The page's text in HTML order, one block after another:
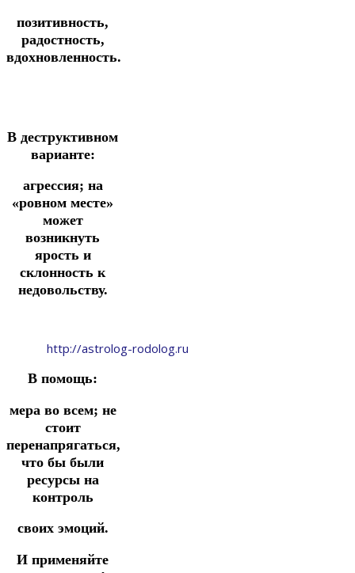
позитивность,
радостность,
вдохновленность.
В деструктивном
варианте:
агрессия; на
«ровном месте»
может
возникнуть
ярость и
склонность к
недовольству.
http://astrolog-rodolog.ru
В помощь:
мера во всем; не
стоит
перенапрягаться,
что бы были
ресурсы на
контроль
своих эмоций.
И применяйте